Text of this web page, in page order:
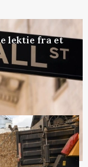
lektie fra et